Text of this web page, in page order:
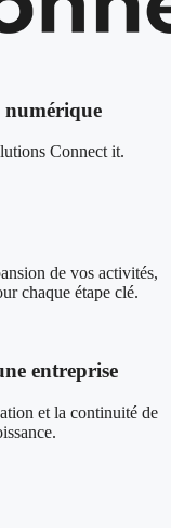
numérique
Connect it.
de vos activités,
chaque étape clé.
entreprise
et la continuité de